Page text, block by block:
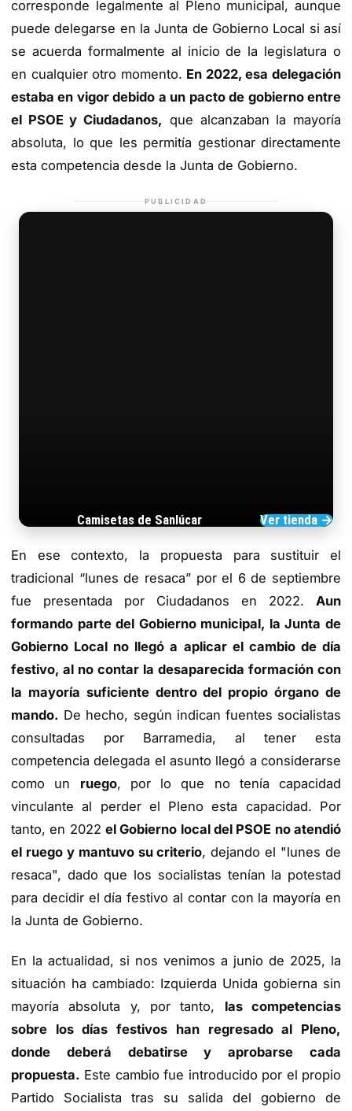
corresponde legalmente al Pleno municipal, aunque
puede delegarse en la Junta de Gobierno Local si así
se acuerda formalmente al inicio de la legislatura o
en cualquier otro momento. En 2022, esa delegación
estaba en vigor debido a un pacto de gobierno entre
el PSOE y Ciudadanos, que alcanzaban la mayoría
absoluta, lo que les permitía gestionar directamente
esta competencia desde la Junta de Gobierno.
PUBLICIDAD
Camisetas de Sanlúcar Ver tienda →
En ese contexto, la propuesta para sustituir el
tradicional “lunes de resaca” por el 6 de septiembre
fue presentada por Ciudadanos en 2022. Aun
formando parte del Gobierno municipal, la Junta de
Gobierno Local no llegó a aplicar el cambio de día
festivo, al no contar la desaparecida formación con
la mayoría suficiente dentro del propio órgano de
mando. De hecho, según indican fuentes socialistas
consultadas por Barramedia, al tener esta
competencia delegada el asunto llegó a considerarse
como un ruego, por lo que no tenía capacidad
vinculante al perder el Pleno esta capacidad. Por
tanto, en 2022 el Gobierno local del PSOE no atendió
el ruego y mantuvo su criterio, dejando el "lunes de
resaca", dado que los socialistas tenían la potestad
para decidir el día festivo al contar con la mayoría en
la Junta de Gobierno.
En la actualidad, si nos venimos a junio de 2025, la
situación ha cambiado: Izquierda Unida gobierna sin
mayoría absoluta y, por tanto, las competencias
sobre los días festivos han regresado al Pleno,
donde deberá debatirse y aprobarse cada
propuesta. Este cambio fue introducido por el propio
Partido Socialista tras su salida del gobierno de